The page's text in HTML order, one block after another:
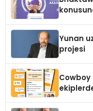
Yunan
projesi
Cowboy